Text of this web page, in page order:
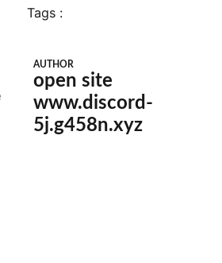
Tags :
AUTHOR
open site
www.discord-
5j.g458n.xyz